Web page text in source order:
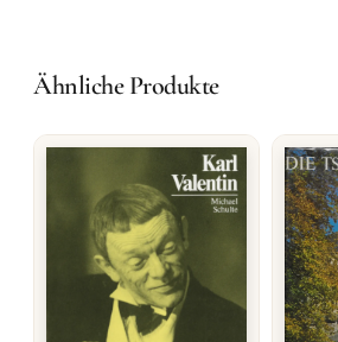
Ähnliche Produkte